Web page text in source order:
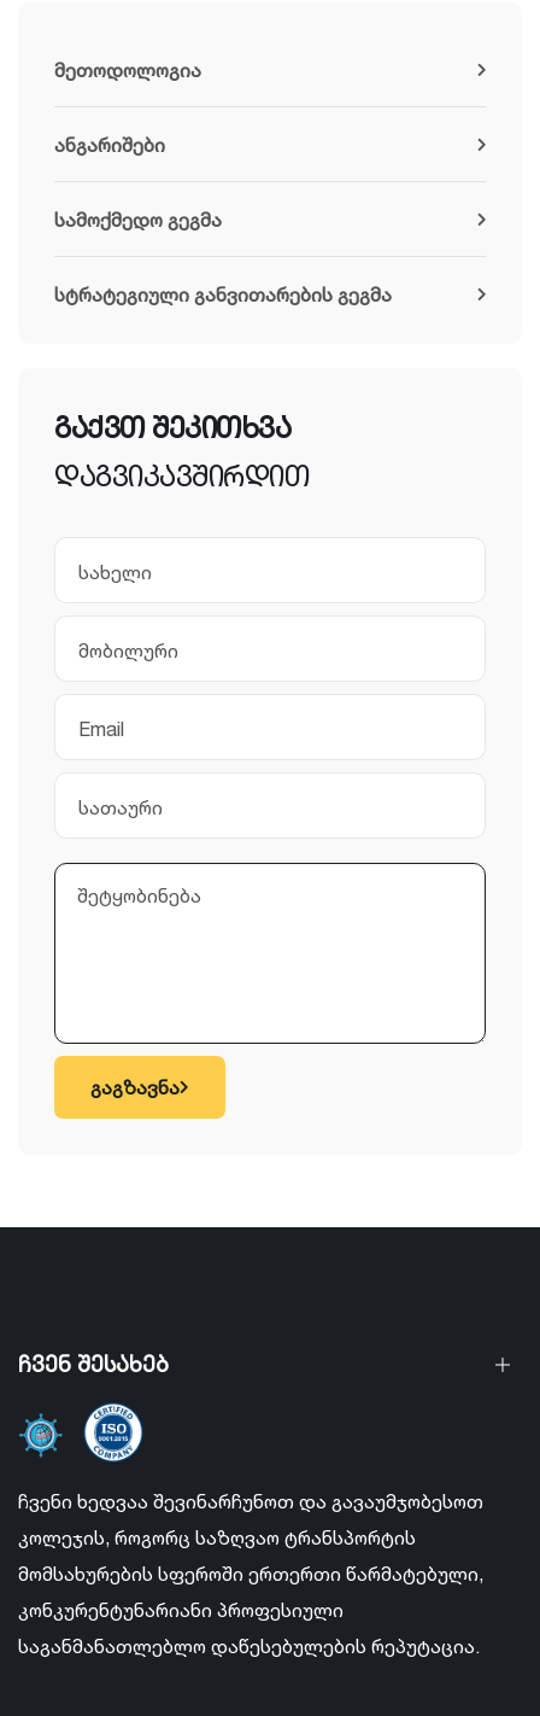
მეთოდოლოგია
ანგარიშები
სამოქმედო გეგმა
სტრატეგიული განვითარების გეგმა
გაქვთ შეკითხვა
დაგვიკავშირდით
გაგზავნა
ჩვენ შესახებ
ჩვენი ხედვაა შევინარჩუნოთ და გავაუმჯობესოთ
კოლეჯის, როგორც საზღვაო ტრანსპორტის
მომსახურების სფეროში ერთერთი წარმატებული,
კონკურენტუნარიანი პროფესიული
საგანმანათლებლო დაწესებულების რეპუტაცია.